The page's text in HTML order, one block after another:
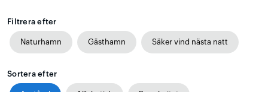
Filtrera efter
Naturhamn Gästhamn Säker vind nästa natt
Sortera efter